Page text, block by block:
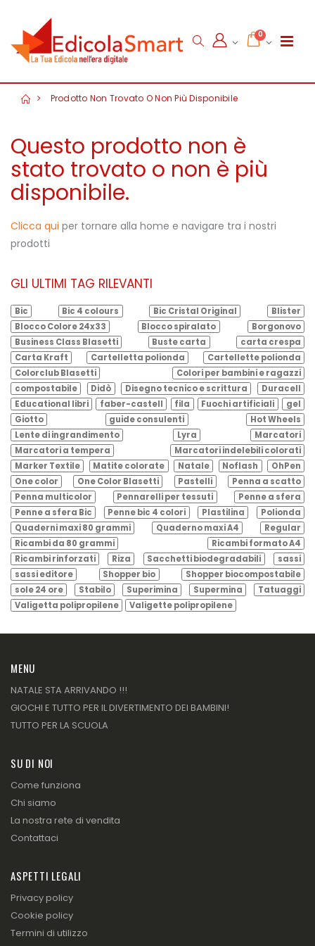
0
Prodotto Non Trovato O Non Più Disponibile
Questo prodotto non è
stato trovato o non è più
disponibile.
Clicca qui per tornare alla home e navigare tra i nostri
prodotti
GLI ULTIMI TAG RILEVANTI
Bic Bic 4 colours Bic Cristal Original
Blister
Blocco Colore 24x33
Blocco spiralato
Borgonovo
Business Class Blasetti
Buste carta
carta crespa
Carta Kraft
Cartelletta polionda
Cartellette polionda
Colorclub Blasetti
Colori per bambini e ragazzi
compostabile
Didò Disegno tecnico e scrittura
Duracell
Educational libri
faber-castell fila Fuochi artificiali
gel
Giotto
guide consulenti
Hot Wheels
Lente di ingrandimento
Lyra
Marcatori
Marcatori a tempera
Marcatori indelebili colorati
Marker Textile
Matite colorate Natale Noflash
OhPen
One color
One Color Blasetti Pastelli
Penna a scatto
Penna multicolor
Pennarelli per tessuti
Penne a sfera
Penne a sfera Bic
Penne bic 4 colori Plastilina
Polionda
Quaderni maxi 80 grammi
Quaderno maxi A4
Regular
Ricambi da 80 grammi
Ricambi formato A4
Ricambi rinforzati
Riza Sacchetti biodegradabili
sassi
sassi editore
Shopper bio
Shopper biocompostabile
sole 24 ore
Stabilo Superimina Supermina
Tatuaggi
Valigetta polipropilene
Valigette polipropilene
MENU
NATALE STA ARRIVANDO !!!
GIOCHI E TUTTO PER IL DIVERTIMENTO DEI BAMBINI!
TUTTO PER LA SCUOLA
SU DI NOI
Come funziona
Chi siamo
La nostra rete di vendita
Contattaci
ASPETTI LEGALI
Privacy policy
Cookie policy
Termini di utilizzo